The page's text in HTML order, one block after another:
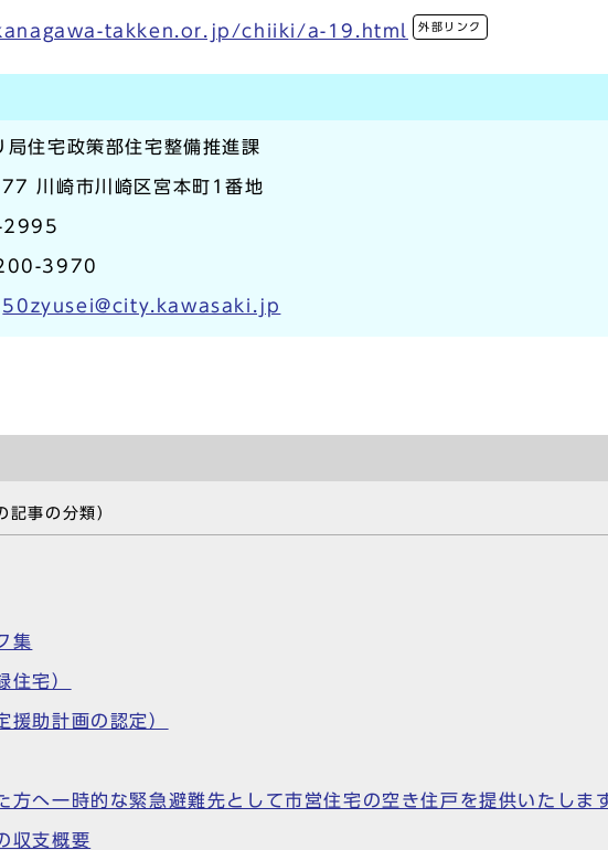
takken.or.jp/chiiki/a-19.html 外部リンク
局住宅政策部住宅整備推進課
川崎市川崎区宮本町1番地
3970
50zyusei@city.kawasaki.jp
記事の分類）
集
住宅）
援助計画の認定）
方へ一時的な緊急避難先として市営住宅の空き住戸を提供いたしま
収支概要